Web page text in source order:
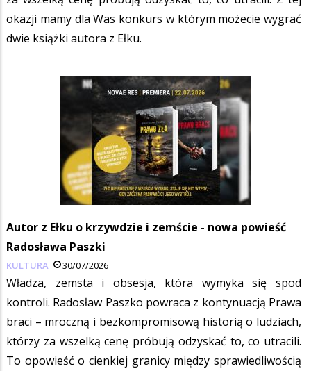
okazji mamy dla Was konkurs w którym możecie wygrać
dwie książki autora z Ełku.
Autor z Ełku o krzywdzie i zemście - nowa powieść
Radosława Paszki
KULTURA 30/07/2026
Władza, zemsta i obsesja, która wymyka się spod
kontroli. Radosław Paszko powraca z kontynuacją Prawa
braci – mroczną i bezkompromisową historią o ludziach,
którzy za wszelką cenę próbują odzyskać to, co utracili.
To opowieść o cienkiej granicy między sprawiedliwością